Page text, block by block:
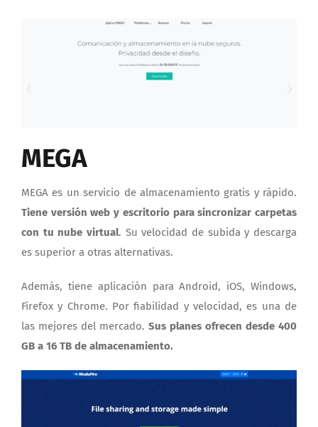
MEGA
MEGA es un servicio de almacenamiento gratis y rápido.
Tiene versión web y escritorio para sincronizar carpetas
con tu nube virtual. Su velocidad de subida y descarga
es superior a otras alternativas.
Además, tiene aplicación para Android, iOS, Windows,
Firefox y Chrome. Por fiabilidad y velocidad, es una de
las mejores del mercado. Sus planes ofrecen desde 400
GB a 16 TB de almacenamiento.